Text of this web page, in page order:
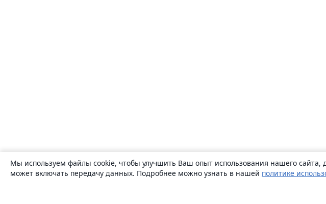
Мы используем файлы cookie, чтобы улучшить Ваш опыт использования нашего сайта,
может включать передачу данных. Подробнее можно узнать в нашей политике